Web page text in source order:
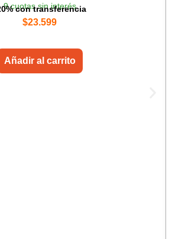
9 cuotas sin interés
con transferencia
$23.599
Añadir al carrito